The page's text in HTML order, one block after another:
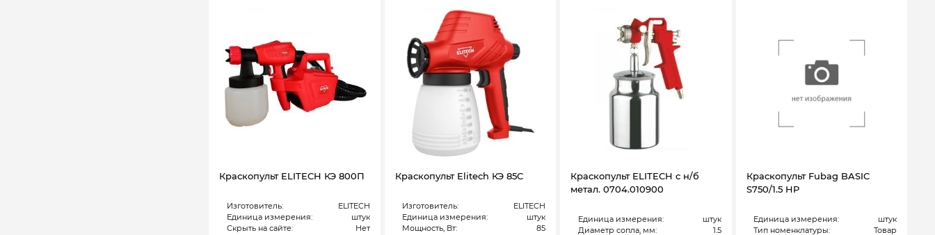
Краскопульт ELITECH КЭ 800П
Изготовитель:
ELITECH
Единица измерения:
штук
Скрыть на сайте:
Нет
Краскопульт Elitech КЭ 85С
Изготовитель:
ELITECH
Единица измерения:
штук
Мощность, Вт:
85
Краскопульт ELITECH с н/б
метал. 0704.010900
Единица измерения:
штук
Диаметр сопла, мм:
1.5
Краскопульт Fubag BASIC
S750/1.5 HP
Единица измерения:
штук
Тип номенклатуры:
Товар